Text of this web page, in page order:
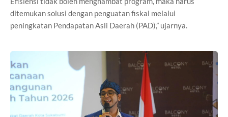
ditemukan solusi dengan penguatan fiskal melalui
peningkatan Pendapatan Asli Daerah (PAD),” ujarnya.